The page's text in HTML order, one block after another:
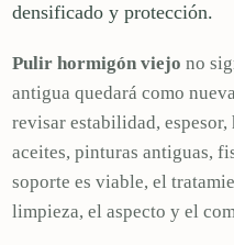
densificado y protección.
Pulir hormigón viejo no
antigua quedará como
revisar estabilidad,
aceites, pinturas antiguas,
soporte es viable, el
limpieza, el aspecto y el